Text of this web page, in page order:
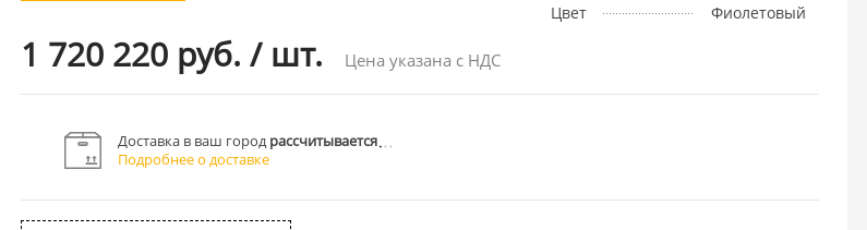
1 720 220 руб. / шт. Цена указана с НДС
Цвет
Фиолетовый
Доставка в ваш городрассчитывается
Подробнее о доставке